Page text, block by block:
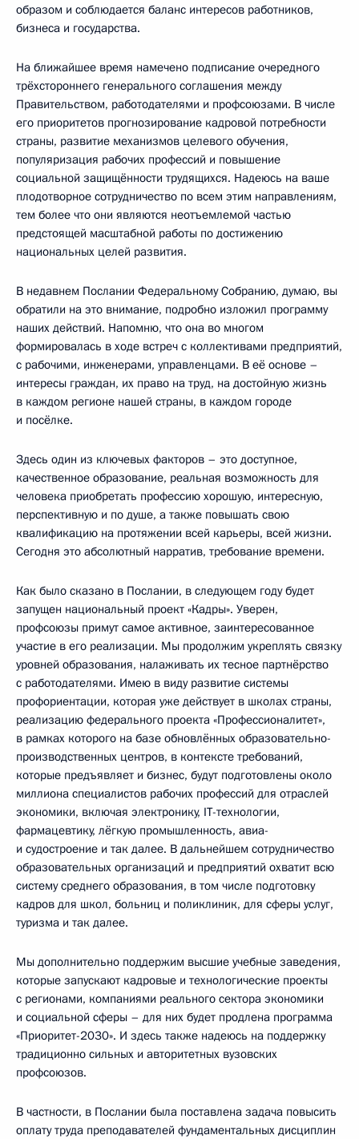
образом и соблюдается баланс интересов работников,
бизнеса и государства.
На ближайшее время намечено подписание очередного
трёхстороннего генерального соглашения между
Правительством, работодателями и профсоюзами. В числе
его приоритетов прогнозирование кадровой потребности
страны, развитие механизмов целевого обучения,
популяризация рабочих профессий и повышение
социальной защищённости трудящихся. Надеюсь на ваше
плодотворное сотрудничество по всем этим направлениям,
тем более что они являются неотъемлемой частью
предстоящей масштабной работы по достижению
национальных целей развития.
В недавнем Послании Федеральному Собранию, думаю, вы
обратили на это внимание, подробно изложил программу
наших действий. Напомню, что она во многом
формировалась в ходе встреч с коллективами предприятий,
с рабочими, инженерами, управленцами. В её основе –
интересы граждан, их право на труд, на достойную жизнь
в каждом регионе нашей страны, в каждом городе
и посёлке.
Здесь один из ключевых факторов – это доступное,
качественное образование, реальная возможность для
человека приобретать профессию хорошую, интересную,
перспективную и по душе, а также повышать свою
квалификацию на протяжении всей карьеры, всей жизни.
Сегодня это абсолютный нарратив, требование времени.
Как было сказано в Послании, в следующем году будет
запущен национальный проект «Кадры». Уверен,
профсоюзы примут самое активное, заинтересованное
участие в его реализации. Мы продолжим укреплять связку
уровней образования, налаживать их тесное партнёрство
с работодателями. Имею в виду развитие системы
профориентации, которая уже действует в школах страны,
реализацию федерального проекта «Профессионалитет»,
в рамках которого на базе обновлённых образовательно-
производственных центров, в контексте требований,
которые предъявляет и бизнес, будут подготовлены около
миллиона специалистов рабочих профессий для отраслей
экономики, включая электронику, IT-технологии,
фармацевтику, лёгкую промышленность, авиа-
и судостроение и так далее. В дальнейшем сотрудничество
образовательных организаций и предприятий охватит всю
систему среднего образования, в том числе подготовку
кадров для школ, больниц и поликлиник, для сферы услуг,
туризма и так далее.
Мы дополнительно поддержим высшие учебные заведения,
которые запускают кадровые и технологические проекты
с регионами, компаниями реального сектора экономики
и социальной сферы – для них будет продлена программа
«Приоритет-2030». И здесь также надеюсь на поддержку
традиционно сильных и авторитетных вузовских
профсоюзов.
В частности, в Послании была поставлена задача повысить
оплату труда преподавателей фундаментальных дисциплин